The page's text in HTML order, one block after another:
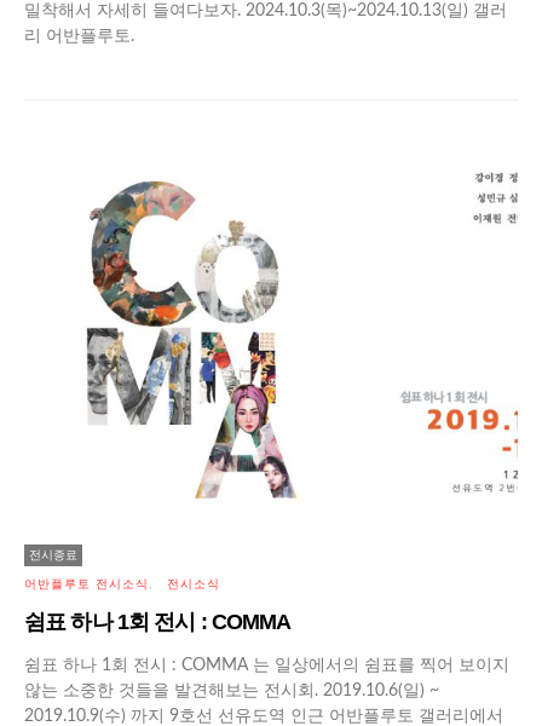
밀착해서 자세히 들여다보자. 2024.10.3(목)~2024.10.13(일) 갤러
리 어반플루토.
전시종료
어반플루토 전시소식 전시소식
쉼표 하나 1회 전시 : COMMA
쉼표 하나 1회 전시 : COMMA 는 일상에서의 쉼표를 찍어 보이지
않는 소중한 것들을 발견해보는 전시회. 2019.10.6(일) ~
2019.10.9(수) 까지 9호선 선유도역 인근 어반플루토 갤러리에서